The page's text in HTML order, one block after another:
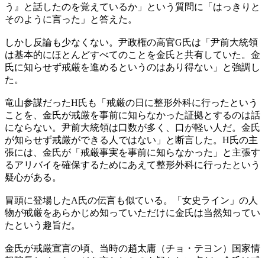
う』と話したのを覚えているか」という質問に「はっきりと
そのように言った」と答えた。
しかし反論も少なくない。尹政権の高官G氏は「尹前大統領
は基本的にほとんどすべてのことを金氏と共有していた。金
氏に知らせず戒厳を進めるというのはあり得ない」と強調し
た。
竜山参謀だったH氏も「戒厳の日に整形外科に行ったという
ことを、金氏が戒厳を事前に知らなかった証拠とするのは話
にならない。尹前大統領は口数が多く、口が軽い人だ。金氏
が知らせず戒厳ができる人ではない」と断言した。H氏の主
張には、金氏が「戒厳事実を事前に知らなかった」と主張す
るアリバイを確保するためにあえて整形外科に行ったという
疑心がある。
冒頭に登場したA氏の伝言も似ている。「女史ライン」の人
物が戒厳をあらかじめ知っていただけに金氏は当然知ってい
たという趣旨だ。
金氏が戒厳宣言の頃、当時の趙太庸（チョ・テヨン）国家情